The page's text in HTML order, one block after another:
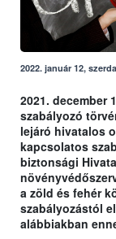
2022. január 12, szerda
2021. december
szabályozó
lejáró hivatalos
kapcsolatos
biztonsági
a zöld és fehér
szabályozástól
alábbiakban